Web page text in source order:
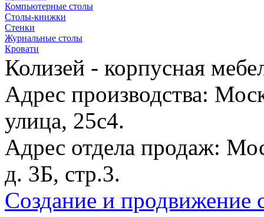
Компьютерные столы
Столы-книжки
Стенки
Журнальные столы
Кровати
Колизей - корпусная
Адрес производства:
улица, 25с4.
Адрес отдела продаж:
д. 3Б, стр.3.
Создание и продвижение